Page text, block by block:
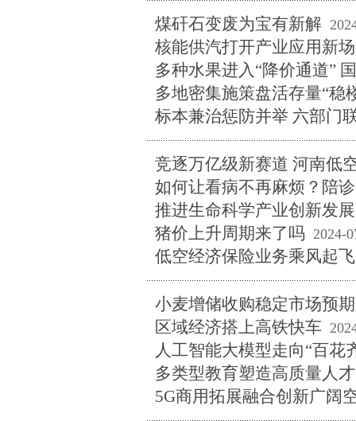
煤矸石变废为宝有新解
核能供汽打开产业应用新
多种水果进入“降价通道”
多地密集施策盘活存量“稳
标本兼治惩防并举 六部门
竞逐万亿级新赛道 河南低
如何让看病不再麻烦？陪
推进生命科学产业创新发展
猪价上升周期来了吗 2024-
低空经济保险业务乘风起飞
小麦增储收购稳定市场预期
区域经济搭上高铁快车
人工智能大模型走向“百花
多类型教育塑造高质量人才
5G商用拓展融合创新广阔